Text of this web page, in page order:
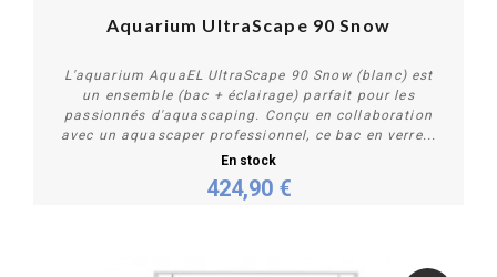
Acheter
Aquarium UltraScape 90 Snow
L'aquarium AquaEL UltraScape 90 Snow (blanc) est
un ensemble (bac + éclairage) parfait pour les
passionnés d'aquascaping. Conçu en collaboration
avec un aquascaper professionnel, ce bac en verre...
En stock
424,90 €